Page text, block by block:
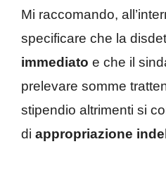
Mi raccomando,
specificare che la
immediato e che il
prelevare somme
stipendio altrimenti si
di appropriazione